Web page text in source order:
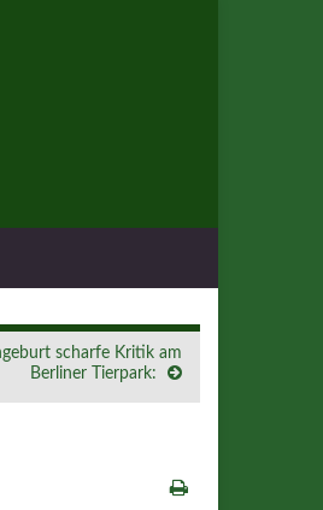
scharfe Kritik am
Berliner Tierpark: